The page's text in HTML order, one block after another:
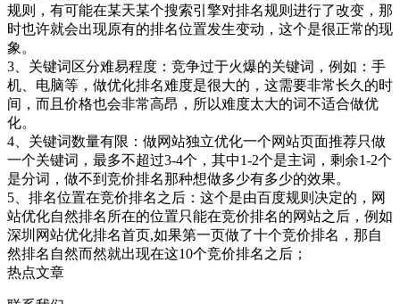
规则，有可能在某天某个搜索引擎对排名规则进行了改变，那
时也许就会出现原有的排名位置发生变动，这个是很正常的现
象。
3、关键词区分难易程度：竞争过于火爆的关键词，例如：手
机、电脑等，做优化排名难度是很大的，这需要非常长久的时
间，而且价格也会非常高昂，所以难度太大的词不适合做优
化。
4、关键词数量有限：做网站独立优化一个网站页面推荐只做
一个关键词，最多不超过3-4个，其中1-2个是主词，剩余1-2个
是分词，做不到竞价排名那种想做多少有多少的效果。
5、排名位置在竞价排名之后：这个是由百度规则决定的，网
站优化自然排名所在的位置只能在竞价排名的网站之后，例如
深圳网站优化排名首页,如果第一页做了十个竞价排名，那自
然排名自然而然就出现在这10个竞价排名之后；
热点文章